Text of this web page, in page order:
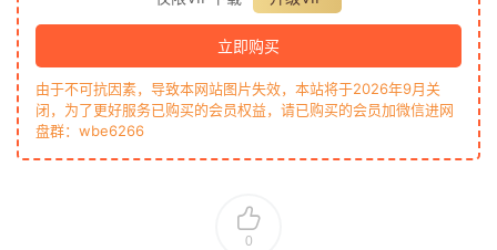
立即购买
由于不可抗因素，导致本网站图片失效，本站将于2026年9月关
闭，为了更好服务已购买的会员权益，请已购买的会员加微信进网
盘群：wbe6266
0